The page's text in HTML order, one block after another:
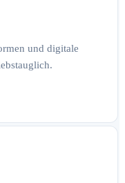
und digitale